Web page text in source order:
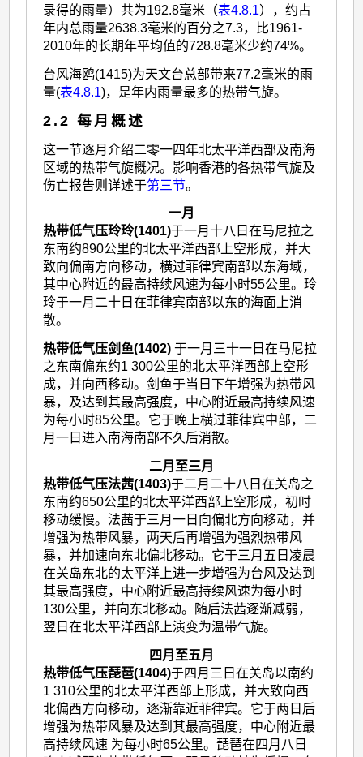
录得的雨量）共为192.8毫米（表4.8.1），约占
年内总雨量2638.3毫米的百分之7.3，比1961-
2010年的长期年平均值的728.8毫米少约74%。
台风海鸥(1415)为天文台总部带来77.2毫米的雨
量(表4.8.1)，是年内雨量最多的热带气旋。
2.2 每月概述
这一节逐月介绍二零一四年北太平洋西部及南海
区域的热带气旋概况。影响香港的各热带气旋及
伤亡报告则详述于第三节。
一月
热带低气压玲玲(1401)于一月十八日在马尼拉之
东南约890公里的北太平洋西部上空形成，并大
致向偏南方向移动，横过菲律宾南部以东海域，
其中心附近的最高持续风速为每小时55公里。玲
玲于一月二十日在菲律宾南部以东的海面上消
散。
热带低气压剑鱼(1402) 于一月三十一日在马尼拉
之东南偏东约1 300公里的北太平洋西部上空形
成，并向西移动。剑鱼于当日下午增强为热带风
暴，及达到其最高强度，中心附近最高持续风速
为每小时85公里。它于晚上横过菲律宾中部，二
月一日进入南海南部不久后消散。
二月至三月
热带低气压法茜(1403)于二月二十八日在关岛之
东南约650公里的北太平洋西部上空形成，初时
移动缓慢。法茜于三月一日向偏北方向移动，并
增强为热带风暴，两天后再增强为强烈热带风
暴，并加速向东北偏北移动。它于三月五日凌晨
在关岛东北的太平洋上进一步增强为台风及达到
其最高强度，中心附近最高持续风速为每小时
130公里，并向东北移动。随后法茜逐渐减弱，
翌日在北太平洋西部上演变为温带气旋。
四月至五月
热带低气压琵琶(1404)于四月三日在关岛以南约
1 310公里的北太平洋西部上形成，并大致向西
北偏西方向移动，逐渐靠近菲律宾。它于两日后
增强为热带风暴及达到其最高强度，中心附近最
高持续风速 为每小时65公里。琵琶在四月八日